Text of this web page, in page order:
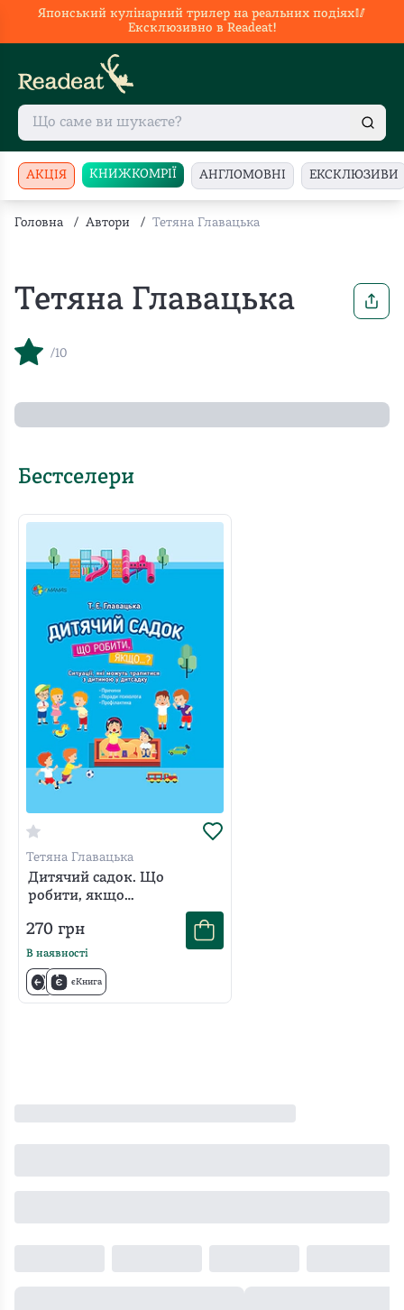
Японський кулінарний трилер на реальних подіях🥢
Ексклюзивно в Readeat!
АКЦІЯ КНИЖКОМРІЇ АНГЛОМОВНІ ЕКСКЛЮЗИВИ
Головна / Автори / Тетяна Главацька
Тетяна Главацька
/10
Бестселери
Тетяна Главацька
Дитячий садок. Що
робити, якщо…
270 грн
В наявності
єКнига